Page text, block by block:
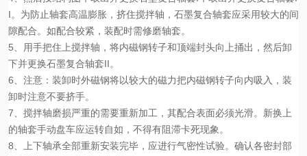
I。为防止轴套高温膨胀，挤住搅拌轴，石墨复合轴套应采用较大的间
隙配合。如配合较紧，装配时需修磨轴套。
5、
用手把住上搅拌轴，将内磁钢转子和顶端封头向上捅出，然后卸
下并更换石墨复合轴套II。
6、 注意：装卸时外磁钢将以较大的磁力把内磁钢转子向内吸入，装
卸时注意不要挤手。
7、 搅拌轴磨损严重的需要重新加工，其配合表面必须光滑。新换上
的轴套手动盘车应运转自如，不得有阻滞卡死现象。
8、
上下轴承全部重新安装完毕，应进行气密性试验。确认各密封部